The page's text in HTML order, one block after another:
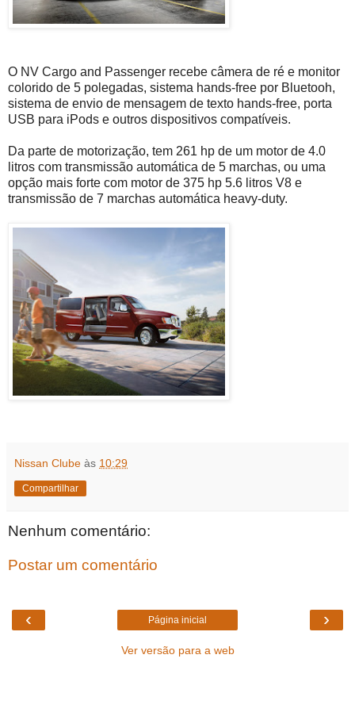
O NV Cargo and Passenger recebe câmera de ré e monitor
colorido de 5 polegadas, sistema hands-free por Bluetooh,
sistema de envio de mensagem de texto hands-free, porta
USB para iPods e outros dispositivos compatíveis.
Da parte de motorização, tem 261 hp de um motor de 4.0
litros com transmissão automática de 5 marchas, ou uma
opção mais forte com motor de 375 hp 5.6 litros V8 e
transmissão de 7 marchas automática heavy-duty.
Nissan Clube às 10:29
Compartilhar
Nenhum comentário:
Postar um comentário
‹ ›
Página inicial
Ver versão para a web